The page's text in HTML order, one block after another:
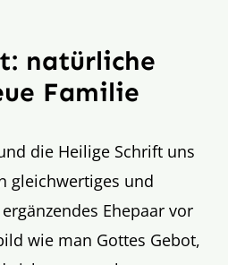
natürliche
Familie
die Heilige Schrift uns
gleichwertiges und
Ehepaar vor
wie man Gottes Gebot,